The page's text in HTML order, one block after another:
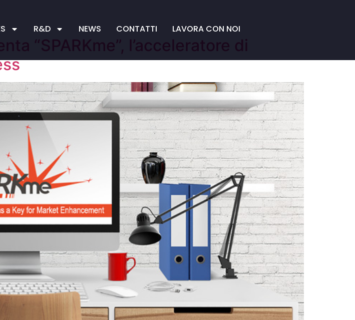
R&D NEWS CONTATTI LAVORA CON NOI
“SPARKme”, l’acceleratore di